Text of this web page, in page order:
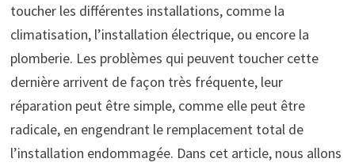
toucher les différentes installations, comme la
climatisation, l’installation électrique, ou encore la
plomberie. Les problèmes qui peuvent toucher cette
dernière arrivent de façon très fréquente, leur
réparation peut être simple, comme elle peut être
radicale, en engendrant le remplacement total de
l’installation endommagée. Dans cet article, nous allons